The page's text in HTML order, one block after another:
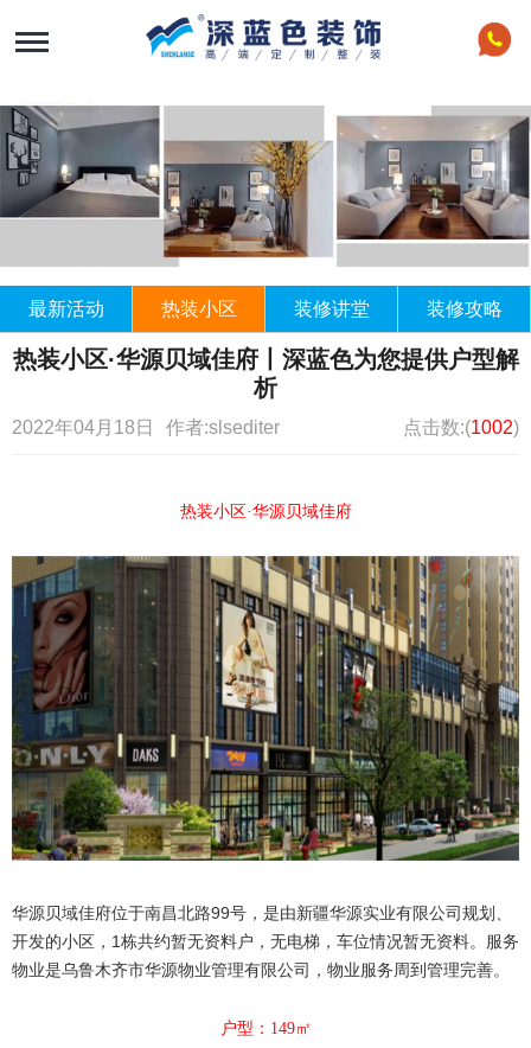
最新活动 热装小区 装修讲堂 装修攻略
热装小区·华源贝域佳府丨深蓝色为您提供户型解
析
2022年04月18日 作者:slsediter 点击数:(1002)
热装小区·华源贝域佳府
华源贝域佳府位于南昌北路99号，是由新疆华源实业有限公司规划、
开发的小区，1栋共约暂无资料户，无电梯，车位情况暂无资料。服务
物业是乌鲁木齐市华源物业管理有限公司，物业服务周到管理完善。
户型：149㎡